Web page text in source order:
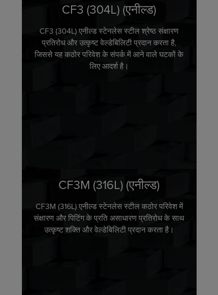
CF3 (304L) (एनील्ड)
CF3 (304L) एनील्ड स्टेनलेस स्टील श्रेष्ठ संक्षारण
प्रतिरोध और उत्कृष्ट वेल्डेबिलिटी प्रदान करता है,
जिससे यह कठोर परिवेश के संपर्क में आने वाले घटकों के
लिए आदर्श है।
CF3M (316L) (एनील्ड)
CF3M (316L) एनील्ड स्टेनलेस स्टील कठोर परिवेश में
संक्षारण और पिटिंग के प्रति असाधारण प्रतिरोध के साथ
उत्कृष्ट शक्ति और वेल्डेबिलिटी प्रदान करता है।